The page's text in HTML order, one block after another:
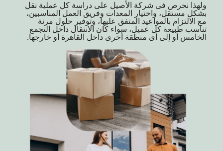
ولهذا نحرص فى شركة الأصيل على دراسة كل عملية نقل
بشكل مستقل، واختيار المعدات وفريق العمل المناسبين،
مع الالتزام بالمواعيد المتفق عليها، وتوفير حلول مرنة
تناسب طبيعة كل عميل، سواء كان الانتقال داخل التجمع
الخامس أو إلى أى منطقة أخرى داخل القاهرة أو خارجها.